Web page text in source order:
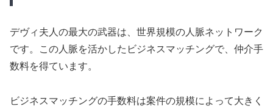
デヴィ夫人の最大の武器は、世界規模の人脈ネットワーク
です。この人脈を活かしたビジネスマッチングで、仲介手
数料を得ています。
ビジネスマッチングの手数料は案件の規模によって大きく